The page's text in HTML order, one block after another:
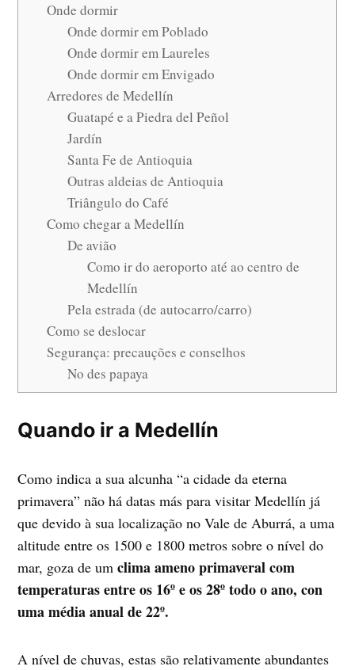
Onde dormir
Onde dormir em Poblado
Onde dormir em Laureles
Onde dormir em Envigado
Arredores de Medellín
Guatapé e a Piedra del Peñol
Jardín
Santa Fe de Antioquia
Outras aldeias de Antioquia
Triângulo do Café
Como chegar a Medellín
De avião
Como ir do aeroporto até ao centro de
Medellín
Pela estrada (de autocarro/carro)
Como se deslocar
Segurança: precauções e conselhos
No des papaya
Quando ir a Medellín
Como indica a sua alcunha “a cidade da eterna
primavera” não há datas más para visitar Medellín já
que devido à sua localização no Vale de Aburrá, a uma
altitude entre os 1500 e 1800 metros sobre o nível do
mar, goza de umclima ameno primaveral com
temperaturas entre os 16º e os 28º todo o ano, con
uma média anual de 22º.
A nível de chuvas, estas são relativamente abundantes